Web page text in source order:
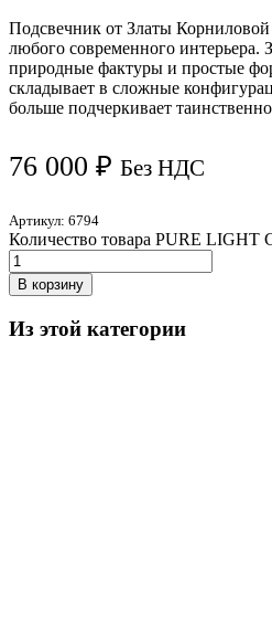
Подсвечник от Златы
любого современного интерьера.
природные фактуры и простые
складывает в сложные
больше подчеркивает
76 000 ₽ Без НДС
Артикул: 6794
Количество товара PURE
В корзину
Из этой категории